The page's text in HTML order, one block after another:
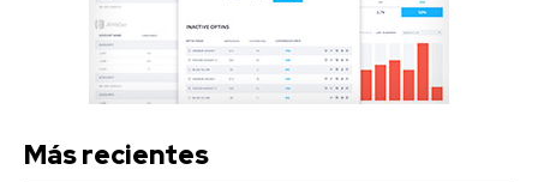
Más recientes